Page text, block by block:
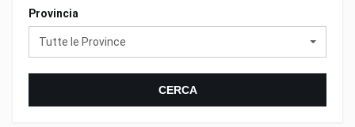
Provincia
Tutte le Province
CERCA